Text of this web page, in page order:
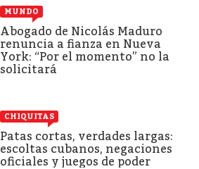
MUNDO
Abogado de Nicolás Maduro
renuncia a fianza en Nueva
York: “Por el momento” no la
solicitará
CHIQUITAS
Patas cortas, verdades largas:
escoltas cubanos, negaciones
oficiales y juegos de poder